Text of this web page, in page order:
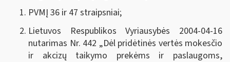
PVMĮ 36 ir 47 straipsniai;
Lietuvos Respublikos Vyriausybės 2004-04-16
nutarimas Nr. 442 „Dėl pridėtinės vertės mokesčio
ir akcizų taikymo prekėms ir paslaugoms,